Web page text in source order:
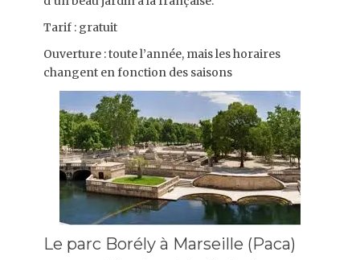
Tarif : gratuit
Ouverture : toute l’année, mais les horaires
changent en fonction des saisons
Le parc Borély à Marseille (Paca)